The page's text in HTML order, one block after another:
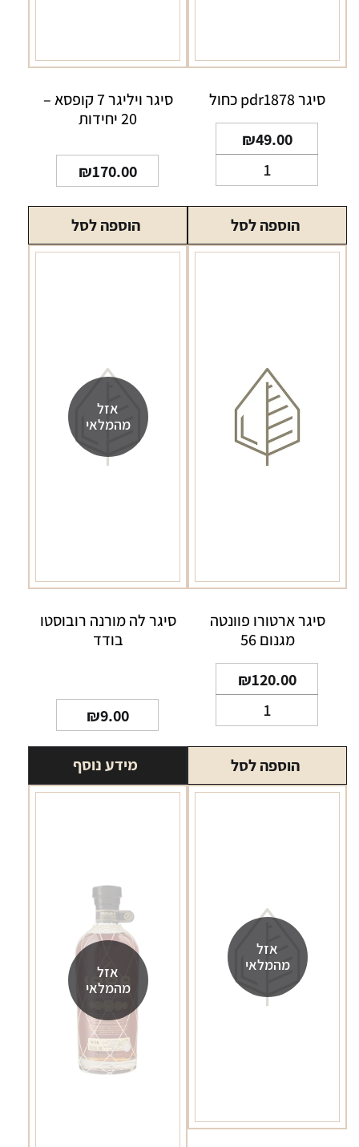
סיגר pdr1878 כחול
₪49.00
של
סיגר
pdr1878
כחול
הוספה לסל
סיגר ויליגר 7 קופסא –
20 יחידות
₪170.00
הוספה לסל
סיגר ארטורו פוונטה
מגנום 56
₪120.00
של
סיגר
ארטורו
פוונטה
הוספה לסל
אזל
מהמלאי
סיגר לה מורנה רובוסטו
בודד
₪9.00
מידע נוסף
אזל
מהמלאי
אזל
מהמלאי